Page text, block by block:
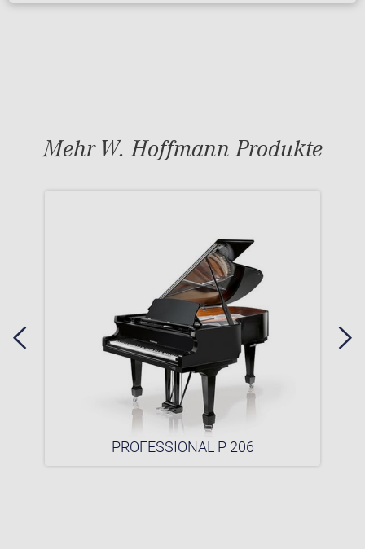
Mehr W. Hoffmann Produkte
PROFESSIONAL P 206